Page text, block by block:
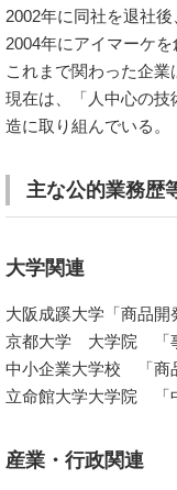
2002年に同社を退社
2004年にアイマーケ
これまで関わった企
現在は、「人中心の
造に取り組んでいる。
主な公的業務歴
大学関連
大阪成蹊大学「商品
京都大学 大学院 「
中小企業大学校 「商
立命館大学大学院
産業・行政関連